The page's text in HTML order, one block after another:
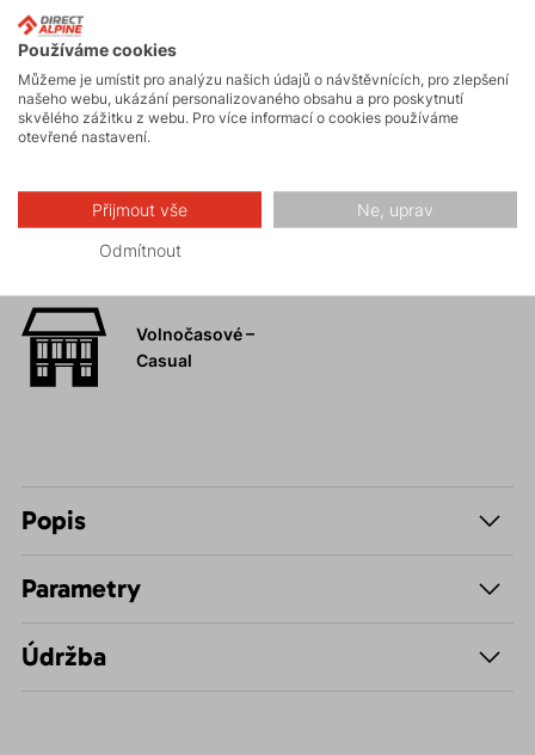
Aktivity
Hiking
Volnočasové –
Casual
Popis
Parametry
Údržba
Používáme cookies
Můžeme je umístit pro analýzu našich údajů o návštěvnících, pro zlepšení
našeho webu, ukázání personalizovaného obsahu a pro poskytnutí
skvělého zážitku z webu. Pro více informací o cookies používáme
otevřené nastavení.
Přijmout vše Ne, uprav
Odmítnout